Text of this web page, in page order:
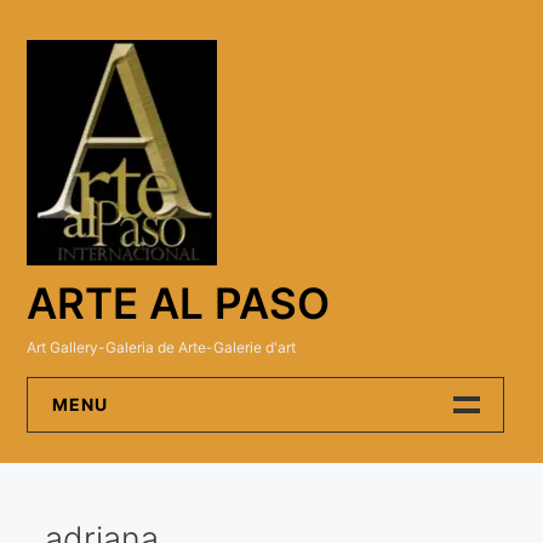
ARTE AL PASO
Art Gallery-Galeria de Arte-Galerie d'art
MENU
Artistas